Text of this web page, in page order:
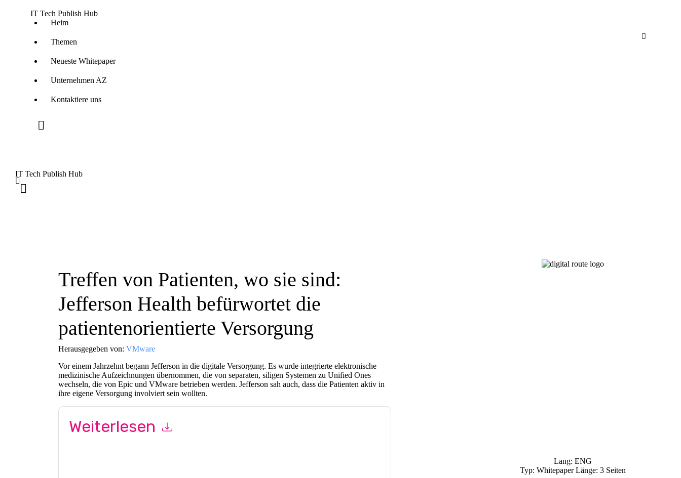
IT Tech Publish Hub
Heim
Themen
Neueste Whitepaper
Unternehmen AZ
Kontaktiere uns
IT Tech Publish Hub
Treffen von Patienten, wo sie sind:
Jefferson Health befürwortet die
patientenorientierte Versorgung
Herausgegeben von: VMware
Vor einem Jahrzehnt begann Jefferson in die digitale Versorgung. Es wurde integrierte elektronische
medizinische Aufzeichnungen übernommen, die von separaten, siligen Systemen zu Unified Ones
wechseln, die von Epic und VMware betrieben werden. Jefferson sah auch, dass die Patienten aktiv in
ihre eigene Versorgung involviert sein wollten.
Weiterlesen
Lang: ENG
Typ: Whitepaper Länge: 3 Seiten